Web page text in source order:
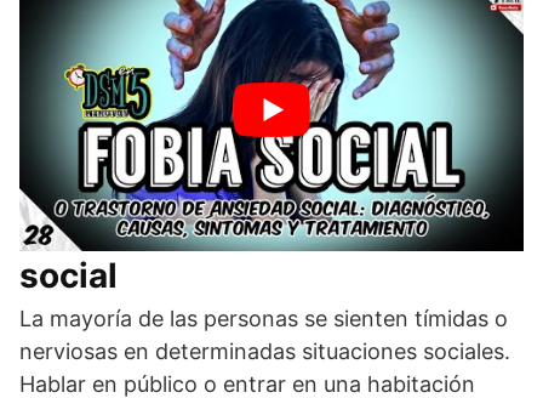
Tratamiento de la ansiedad
social
La mayoría de las personas se sienten tímidas o
nerviosas en determinadas situaciones sociales.
Hablar en público o entrar en una habitación